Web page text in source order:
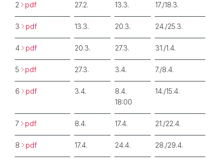
2 pdf 27.2. 13.3. 17./18.3.
3 pdf 13.3. 20.3. 24./25.3.
4 pdf 20.3. 27.3. 31./1.4.
5 pdf 27.3. 3.4. 7./8.4.
6 pdf 3.4.
8.4.
18:00
14./15.4.
7 pdf 8.4. 17.4. 21./22.4.
8 pdf 17.4. 24.4. 28./29.4.